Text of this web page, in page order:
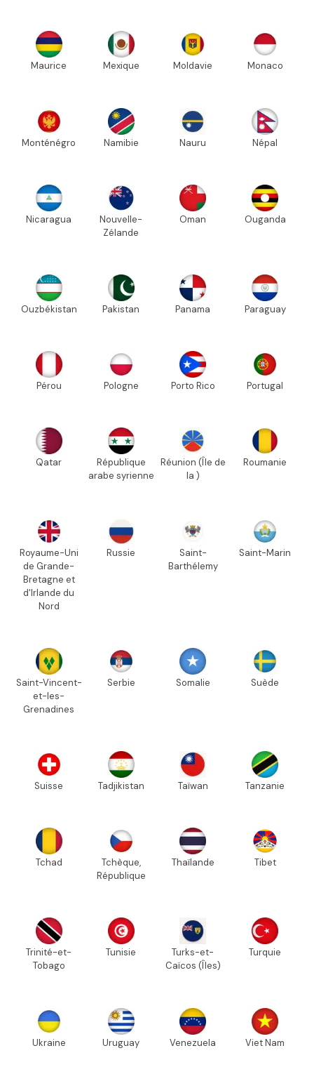
Maurice Mexique Moldavie Monaco
Monténégro Namibie Nauru Népal
Nicaragua
Nouvelle-
Zélande
Oman Ouganda
Ouzbékistan Pakistan Panama Paraguay
Pérou Pologne Porto Rico Portugal
Qatar
République
arabe syrienne
Réunion (Île de
la )
Roumanie
Royaume-Uni
de Grande-
Bretagne et
d'Irlande du
Nord
Russie
Saint-
Barthélemy
Saint-Marin
Saint-Vincent-
et-les-
Grenadines
Serbie Somalie Suède
Suisse Tadjikistan Taïwan Tanzanie
Tchad
Tchèque,
République
Thaïlande Tibet
Trinité-et-
Tobago
Tunisie
Turks-et-
Caïcos (Îles)
Turquie
Ukraine Uruguay Venezuela Viet Nam